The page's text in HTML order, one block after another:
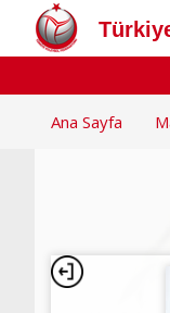
Ana Sayfa